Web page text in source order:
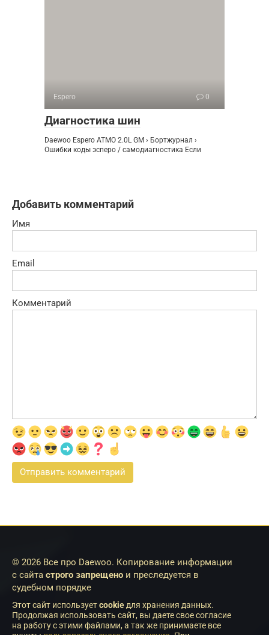
Espero 0
Диагностика шин
Daewoo Espero ATMO 2.0L GM › Бортжурнал ›
Ошибки коды эсперо / самодиагностика Если
Добавить комментарий
Имя
Email
Комментарий
© 2026 Все про Daewoo. Копирование информации
с сайта строго запрещено и преследуется в
судебном порядке
Этот сайт используетcookie для хранения данных.
Продолжая использовать сайт, вы даете свое согласие
на работу с этими файлами, а так же принимаете все